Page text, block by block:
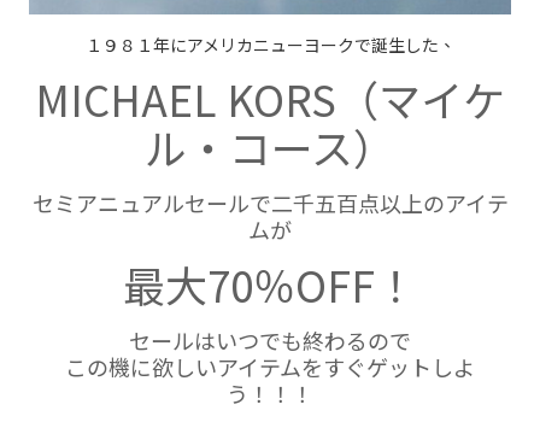
１９８１年にアメリカニューヨークで誕生した、
MICHAEL KORS（マイケ
ル・コース）
セミアニュアルセールで二千五百点以上のアイテ
ムが
最大70％OFF！
セールはいつでも終わるので
この機に欲しいアイテムをすぐゲットしよ
う！！！